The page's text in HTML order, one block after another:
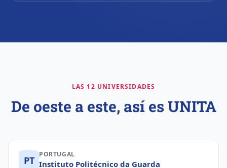
UBI (Beira Interior)
UPPA (Pau) USMB (Savoie)
LAS 12 UNIVERSIDADES
De oeste a este, así es UNITA
PT
PORTUGAL
Instituto Politécnico da Guarda